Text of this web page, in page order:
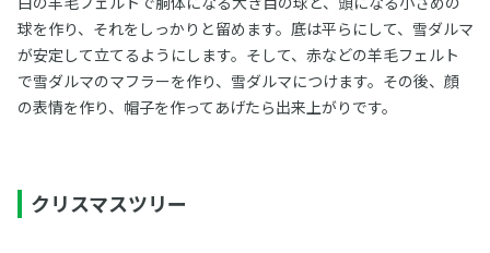
球を作り、それをしっかりと留めます。底は平らにして、雪ダルマ
が安定して立てるようにします。そして、赤などの羊毛フェルト
で雪ダルマのマフラーを作り、雪ダルマにつけます。その後、顔
の表情を作り、帽子を作ってあげたら出来上がりです。
クリスマスツリー